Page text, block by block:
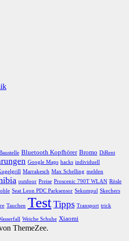
Google Maps hacks individuell
outdoor Preise Proscenic 790T WLAN
Tauchen TestTipps Transport trick
Weiche Schuhe Xiaomi
ThemeZee.